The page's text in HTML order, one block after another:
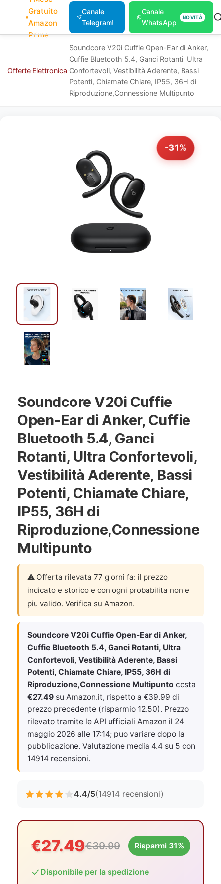
Gratuito
Amazon
Prime
Canale
Telegram!
Canale
WhatsApp
NOVITÀ
Offerte Elettronica
Soundcore V20i Cuffie Open-Ear di Anker,
Cuffie Bluetooth 5.4, Ganci Rotanti, Ultra
Confortevoli, Vestibilità Aderente, Bassi
Potenti, Chiamate Chiare, IP55, 36H di
Riproduzione,Connessione Multipunto
-31%
Soundcore V20i Cuffie
Open-Ear di Anker, Cuffie
Bluetooth 5.4, Ganci
Rotanti, Ultra Confortevoli,
Vestibilità Aderente, Bassi
Potenti, Chiamate Chiare,
IP55, 36H di
Riproduzione,Connessione
Multipunto
⚠️ Offerta rilevata 77 giorni fa: il prezzo
indicato e storico e con ogni probabilita non e
piu valido. Verifica su Amazon.
Soundcore V20i Cuffie Open-Ear di Anker,
Cuffie Bluetooth 5.4, Ganci Rotanti, Ultra
Confortevoli, Vestibilità Aderente, Bassi
Potenti, Chiamate Chiare, IP55, 36H di
Riproduzione,Connessione Multipunto costa
€27.49 su Amazon.it, rispetto a €39.99 di
prezzo precedente (risparmio 12.50). Prezzo
rilevato tramite le API ufficiali Amazon il 24
maggio 2026 alle 17:14; puo variare dopo la
pubblicazione. Valutazione media 4.4 su 5 con
14914 recensioni.
4.4/5(14914 recensioni)
€27.49€39.99 Risparmi 31%
Disponibile per la spedizione